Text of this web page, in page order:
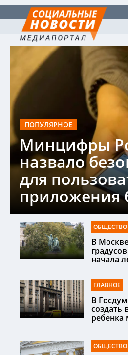
ПОПУЛЯРНОЕ
Минцифры
назвало
для
приложения
ОБЩЕСТВО
В
начала
ГЛАВНОЕ
В
ребенка
ОБЩЕСТВО